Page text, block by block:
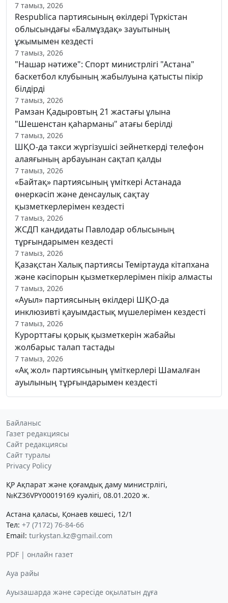
7 тамыз, 2026
Respublica партиясының өкілдері Түркістан
облысындағы «Балмұздақ» зауытының
ұжымымен кездесті
7 тамыз, 2026
"Нашар нәтиже": Спорт министрлігі "Астана"
баскетбол клубының жабылуына қатысты пікір
білдірді
7 тамыз, 2026
Рамзан Қадыровтың 21 жастағы ұлына
"Шешенстан қаһарманы" атағы берілді
7 тамыз, 2026
ШҚО-да такси жүргізушісі зейнеткерді телефон
алаяғының арбауынан сақтап қалды
7 тамыз, 2026
«Байтақ» партиясының үміткері Астанада
өнеркәсіп және денсаулық сақтау
қызметкерлерімен кездесті
7 тамыз, 2026
ЖСДП кандидаты Павлодар облысының
тұрғындарымен кездесті
7 тамыз, 2026
Қазақстан Халық партиясы Теміртауда кітапхана
және кәсіпорын қызметкерлерімен пікір алмасты
7 тамыз, 2026
«Ауыл» партиясының өкілдері ШҚО-да
инклюзивті қауымдастық мүшелерімен кездесті
7 тамыз, 2026
Курорттағы қорық қызметкерін жабайы
жолбарыс талап тастады
7 тамыз, 2026
«Ақ жол» партиясының үміткерлері Шамалған
ауылының тұрғындарымен кездесті
Байланыс
Газет редакциясы
Сайт редакциясы
Сайт туралы
Privacy Policy
ҚР Ақпарат және қоғамдық даму министрлігі,
№KZ36VPY00019169 куәлігі, 08.01.2020 ж.
Астана қаласы, Қонаев көшесі, 12/1
Тел: +7 (7172) 76-84-66
Email: turkystan.kz@gmail.com
PDF | онлайн газет
Ауа райы
Ауызашарда және сәресіде оқылатын дұға